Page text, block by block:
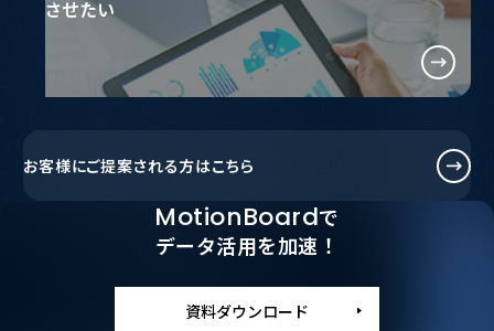
させたい
お客様にご提案される方はこちら
MotionBoardで
データ活用を加速！
資料ダウンロード